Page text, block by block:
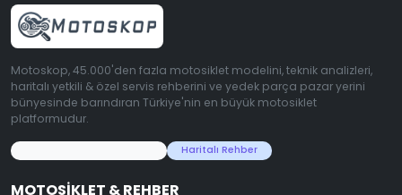
Motoskop, 45.000'den fazla motosiklet modelini, teknik analizleri,
haritalı yetkili & özel servis rehberini ve yedek parça pazar yerini
bünyesinde barındıran Türkiye'nin en büyük motosiklet
platformudur.
Haritalı Rehber
MOTOSIKLET & REHBER